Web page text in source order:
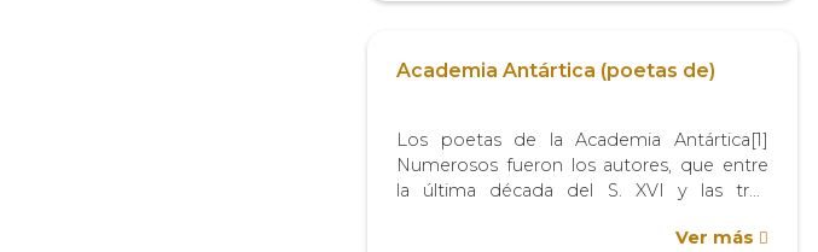
Academia Antártica (poetas de)
Los poetas de la Academia Antártica[1]
Numerosos fueron los autores, que entre
la última década del S. XVI y las tres
literaria y que conformaron la llamada
Ver más